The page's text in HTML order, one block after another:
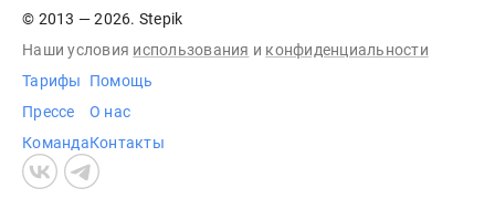
© 2013 — 2026. Stepik
Наши условия использования и конфиденциальности
Тарифы
Прессе
Команда
Помощь
О нас
Контакты